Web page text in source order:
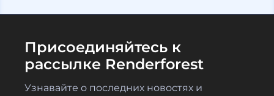
Присоединяйтесь к
рассылке Renderforest
Узнавайте о последних новостях и